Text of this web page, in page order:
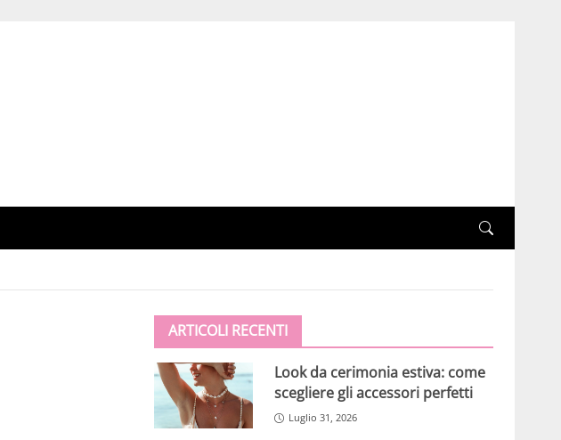
ARTICOLI RECENTI
Look da cerimonia estiva: come
scegliere gli accessori perfetti
Luglio 31, 2026